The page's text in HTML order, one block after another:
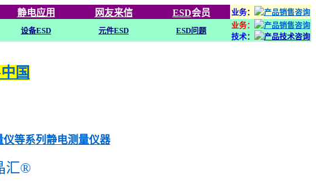
静电应用 网友来信 ESD会员 业务：
设备ESD 元件ESD ESD问题
业务：
技术：
国
仪等系列静电测量仪器
汇®